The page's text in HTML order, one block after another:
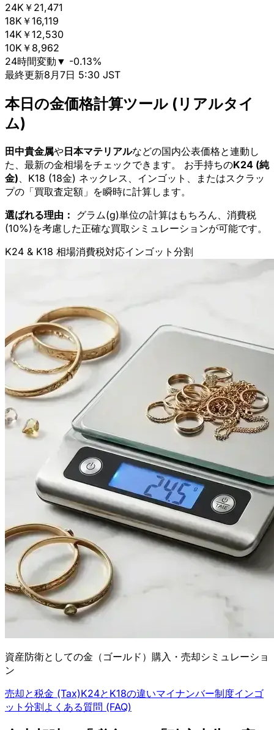
24K ￥21,471
18K ￥16,119
14K ￥12,530
10K ￥8,962
24時間変動 ▼ -0.13%
最終更新8月7日 5:30 JST
本日の金価格計算ツール (リアルタイ
ム)
田中貴金属や日本マテリアルなどの国内公表価格と連動し
た、最新の金相場をチェックできます。 お手持ちのK24 (純
金)、K18 (18金) ネックレス、インゴット、またはスクラッ
プの「買取査定額」を瞬時に計算します。
選ばれる理由： グラム(g)単位の計算はもちろん、消費税
(10%)を考慮した正確な買取シミュレーションが可能です。
K24 & K18 相場消費税対応インゴット分割
資産防衛としての金（ゴールド）購入・売却シミュレーショ
ン
売却と税金 (Tax)K24とK18の違いマイナンバー制度インゴ
ット分割よくある質問 (FAQ)